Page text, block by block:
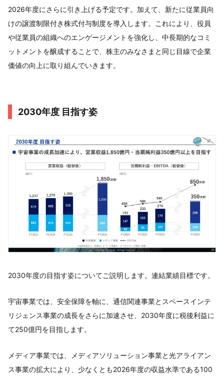
2026年度にさらに引き上げる予定です。加えて、新たに従業員向
けの譲渡制限付き株式付与制度を導入します。これにより、役員
や従業員の組織へのエンゲージメントを強化し、中長期的なコミ
ットメントを醸成することで、株主のみなさまと同じ目線で企業
価値の向上に取り組んでいきます。
2030年度 目指す姿
2030年度の目指す姿についてご説明します。連結業績目標です。
宇宙事業では、安全保障を軸に、通信関連事業とスペースインテ
リジェンス事業の成長をさらに加速させ、2030年度に税後利益に
て250億円を目指します。
メディア事業では、メディアソリューション事業と光アライアン
ス事業の拡大により、少なくとも2026年度の収益水準である100